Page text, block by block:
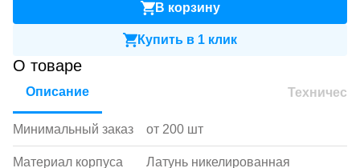
В корзину
Купить в 1 клик
О товаре
Описание
Минимальный заказ от 200 шт
Материал корпуса Латунь никелированная